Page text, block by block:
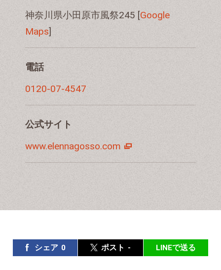
神奈川県小田原市風祭245 [Google
Maps]
電話
0120-07-4547
公式サイト
www.elennagosso.com
シェア 0 ポスト - LINEで送る